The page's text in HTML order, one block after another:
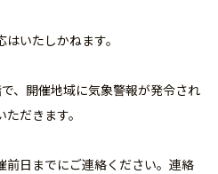
いたしかねます。
、開催地域に気象警報が発令され
だきます。
日までにご連絡ください。連絡